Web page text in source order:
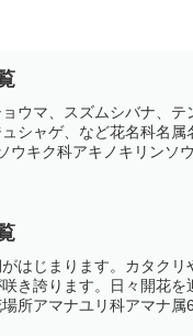
ウマ、スズムシバナ、
シャゲ、など花名科名
ウキク科アキノキリンソ
はじまります。カタク
き誇ります。日々開花
場所アマナユリ科アマナ